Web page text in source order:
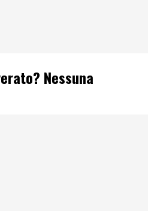
Nessuna